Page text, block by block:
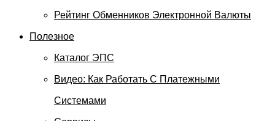
Рейтинг Обменников Электронной Валюты
Полезное
Каталог ЭПС
Видео: Как Работать С Платежными
Системами